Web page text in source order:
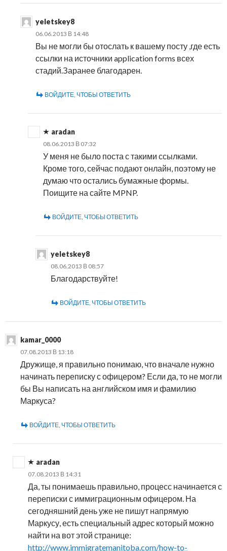
yeletskey8
06.06.2013 В 14:48
Вы не могли бы отослать к вашему посту ,где есть
ссылки на источники application forms всех
стадий.Заранее благодарен.
ВОЙДИТЕ, ЧТОБЫ ОТВЕТИТЬ
aradan
08.06.2013 В 07:32
У меня не было поста с такими ссылками.
Кроме того, сейчас подают онлайн, поэтому не
думаю что остались бумажные формы.
Поищите на сайте MPNP.
ВОЙДИТЕ, ЧТОБЫ ОТВЕТИТЬ
yeletskey8
08.06.2013 В 08:57
Благодарствуйте!
ВОЙДИТЕ, ЧТОБЫ ОТВЕТИТЬ
kamar_0000
07.08.2013 В 13:18
Дружище, я правильно понимаю, что вначале нужно
начинать переписку с офицером? Если да, то не могли
бы Вы написать на английском имя и фамилию
Маркуса?
ВОЙДИТЕ, ЧТОБЫ ОТВЕТИТЬ
aradan
07.08.2013 В 14:31
Да, ты понимаешь правильно, процесс начинается с
переписки с иммиграционным офицером. На
сегодняшний день уже не пишут напрямую
Маркусу, есть специальный адрес который можно
найти на вот этой странице:
http://www.immigratemanitoba.com/how-to-